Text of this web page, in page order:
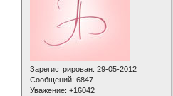
Зарегистрирован: 29-05-2012
Сообщений: 6847
Уважение: +16042